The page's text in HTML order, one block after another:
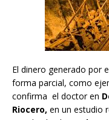
El dinero generado por
forma parcial, como
confirma el doctor en
Riocero, en un estudio